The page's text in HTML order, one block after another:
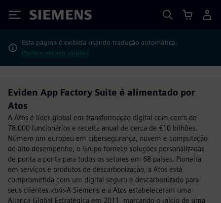
Siemens
Esta página é exibida usando tradução automática.
Prefere ver em inglês?
Eviden App Factory Suite é alimentado por
Atos
A Atos é líder global em transformação digital com cerca de
78.000 funcionários e receita anual de cerca de €10 bilhões.
Número um europeu em cibersegurança, nuvem e computação
de alto desempenho, o Grupo fornece soluções personalizadas
de ponta a ponta para todos os setores em 68 países. Pioneira
em serviços e produtos de descarbonização, a Atos está
comprometida com um digital seguro e descarbonizado para
seus clientes.<br/>A Siemens e a Atos estabeleceram uma
Aliança Global Estratégica em 2011, marcando o início de uma